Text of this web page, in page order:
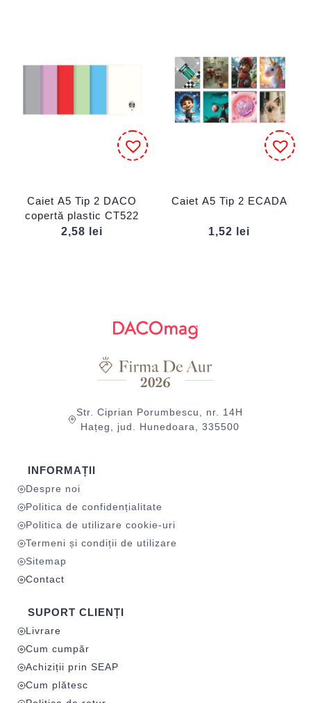
Caiet A5 Tip 2 DACO
copertă plastic CT522
2,58
lei
Caiet A5 Tip 2 ECADA
1,52 lei
Str. Ciprian Porumbescu, nr. 14H
Hațeg, jud. Hunedoara, 335500
INFORMAȚII
Despre noi
Politica de confidențialitate
Politica de utilizare cookie-uri
Termeni și condiții de utilizare
Sitemap
Contact
SUPORT CLIENȚI
Livrare
Cum cumpăr
Achiziții prin SEAP
Cum plătesc